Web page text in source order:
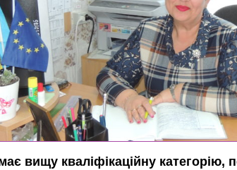
вищу кваліфікаційну категорію,